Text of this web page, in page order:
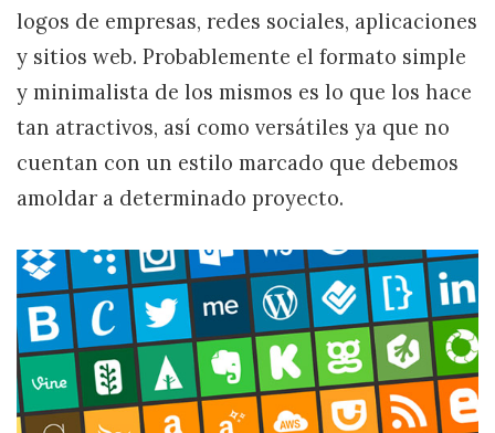
logos de empresas, redes sociales, aplicaciones
y sitios web. Probablemente el formato simple
y minimalista de los mismos es lo que los hace
tan atractivos, así como versátiles ya que no
cuentan con un estilo marcado que debemos
amoldar a determinado proyecto.